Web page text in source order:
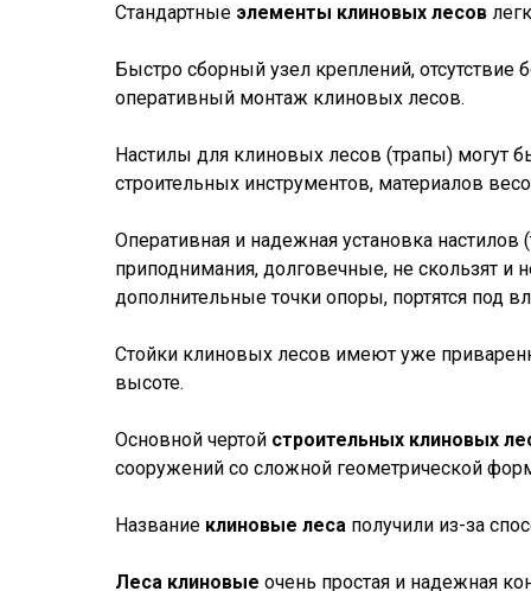
Стандартные элементы клиновых лесов
Быстро сборный узел креплений,
оперативный монтаж клиновых лесов.
Настилы для клиновых лесов (трапы) могут
строительных инструментов, материалов
Оперативная и надежная установка настилов
приподнимания, долговечные, не скользят и
дополнительные точки опоры, портятся под
Стойки клиновых лесов имеют уже
высоте.
Основной чертой строительных клиновых
сооружений со сложной геометрической
Название клиновые леса получили из-за
Леса клиновые очень простая и надежная